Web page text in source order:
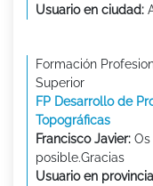
Usuario en ciudad:
Formación
Superior
FP Desarrollo de
Topográficas
Francisco Javier:
posible.Gracias
Usuario en